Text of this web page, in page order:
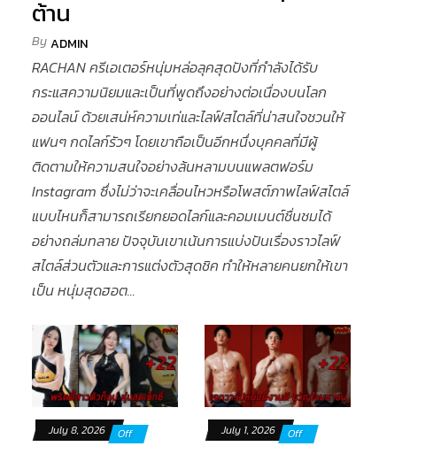
ต้าน
ByADMIN
RACHAN ครีเอเตอร์หนุ่มหล่อลุคสุดปังที่กำลังได้รับ
กระแสความนิยมและเป็นที่พูดถึงอย่างต่อเนื่องบนโลก
ออนไลน์ ด้วยเสน่ห์ความเท่และไลฟ์สไตล์ที่น่าสนใจชวนให้
แฟนๆ กดไลก์รัวๆ โดยเขาถือเป็นอีกหนึ่งบุคคลที่มีผู้
ติดตามให้ความสนใจอย่างล้นหลามบนแพลตฟอร์ม
Instagram ซึ่งไม่ว่าจะเคลื่อนไหวหรือโพสต์ภาพไลฟ์สไตล์
แบบไหนก็สามารถเรียกยอดไลก์และคอมเมนต์ชื่นชมได้
อย่างถล่มทลาย ปัจจุบันเขาเน้นการแบ่งปันเรื่องราวไลฟ์
สไตล์ส่วนตัวและการแต่งตัวสุดชิค ทำให้หลายคนยกให้เขา
เป็น หนุ่มสุดฮอต...
July 8, 2026 Off July 1, 2026 Off